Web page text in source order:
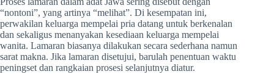
“nontoni”, yang artinya “melihat”. Di kesempatan ini,
perwakilan keluarga mempelai pria datang untuk berkenalan
dan sekaligus menanyakan kesediaan keluarga mempelai
wanita. Lamaran biasanya dilakukan secara sederhana namun
sarat makna. Jika lamaran disetujui, barulah penentuan waktu
peningset dan rangkaian prosesi selanjutnya diatur.